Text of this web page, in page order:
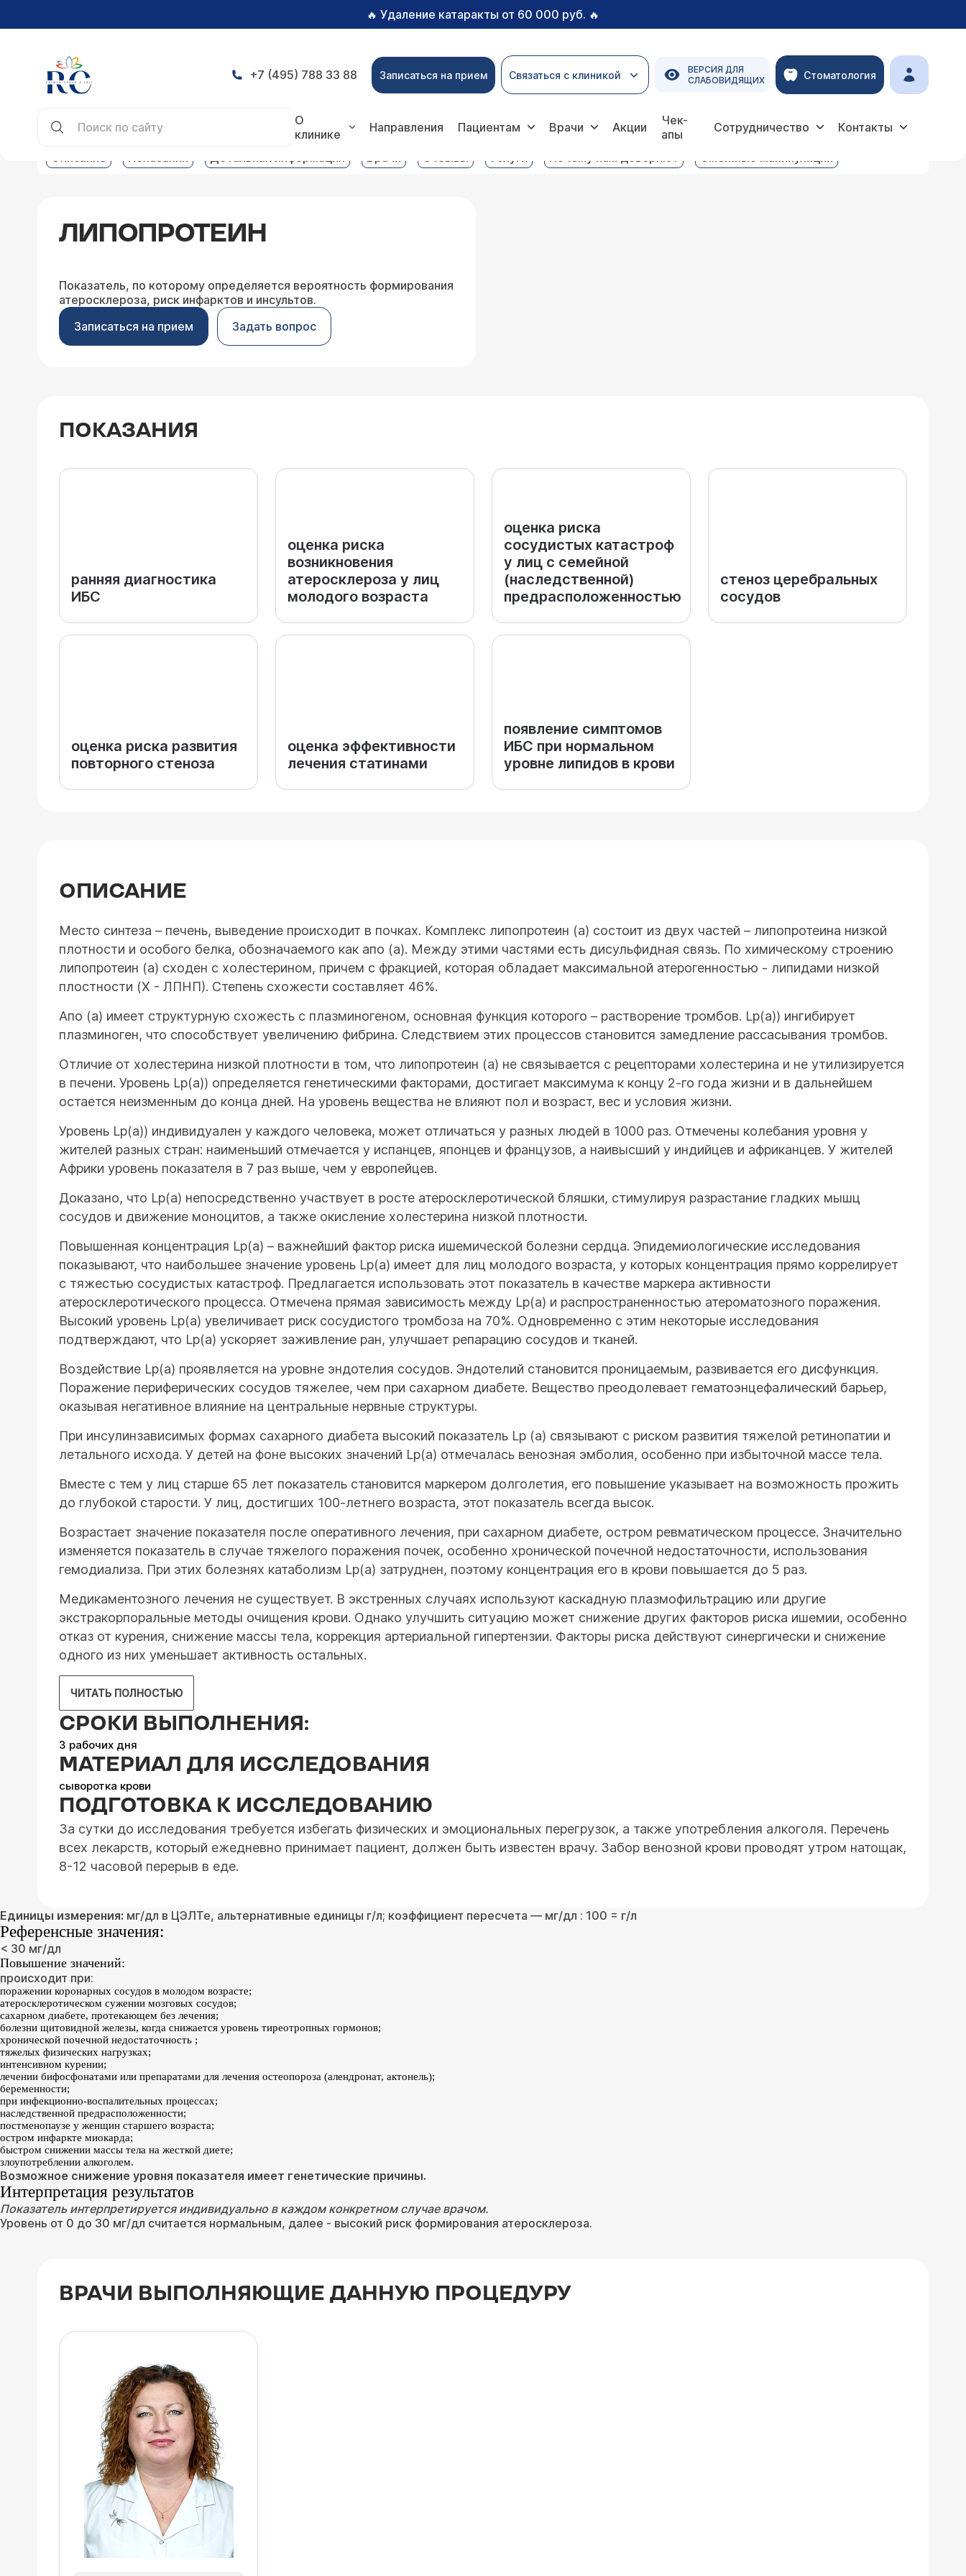
🔥 Удаление катаракты от 60 000 руб. 🔥
+7 (495) 788 33 88 Записаться на прием Связаться с клиникой
ВЕРСИЯ ДЛЯ
СЛАБОВИДЯЩИХ
Стоматология
О
клинике
Направления Пациентам Врачи Акции
Чек-
апы
Сотрудничество Контакты
Описание Показания Детальная информация Врачи Отзывы Услуги Почему нам доверяют Смежные манипуляции
ЛИПОПРОТЕИН
Показатель, по которому определяется вероятность формирования
атеросклероза, риск инфарктов и инсультов.
Записаться на прием
Задать вопрос
ПОКАЗАНИЯ
ранняя диагностика
ИБС
оценка риска
возникновения
атеросклероза у лиц
молодого возраста
оценка риска
сосудистых катастроф
у лиц с семейной
(наследственной)
предрасположенностью
стеноз церебральных
сосудов
оценка риска развития
повторного стеноза
оценка эффективности
лечения статинами
появление симптомов
ИБС при нормальном
уровне липидов в крови
ОПИСАНИЕ
Место синтеза – печень, выведение происходит в почках. Комплекс липопротеин (а) состоит из двух частей – липопротеина низкой
плотности и особого белка, обозначаемого как апо (а). Между этими частями есть дисульфидная связь. По химическому строению
липопротеин (а) сходен с холестерином, причем с фракцией, которая обладает максимальной атерогенностью - липидами низкой
плостности (Х - ЛПНП). Степень схожести составляет 46%.
Апо (а) имеет структурную схожесть с плазминогеном, основная функция которого – растворение тромбов. Lp(a)) ингибирует
плазминоген, что способствует увеличению фибрина. Следствием этих процессов становится замедление рассасывания тромбов.
Отличие от холестерина низкой плотности в том, что липопротеин (а) не связывается с рецепторами холестерина и не утилизируется
в печени. Уровень Lp(a)) определяется генетическими факторами, достигает максимума к концу 2-го года жизни и в дальнейшем
остается неизменным до конца дней. На уровень вещества не влияют пол и возраст, вес и условия жизни.
Уровень Lp(a)) индивидуален у каждого человека, может отличаться у разных людей в 1000 раз. Отмечены колебания уровня у
жителей разных стран: наименьший отмечается у испанцев, японцев и французов, а наивысший у индийцев и африканцев. У жителей
Африки уровень показателя в 7 раз выше, чем у европейцев.
Доказано, что Lp(a) непосредственно участвует в росте атеросклеротической бляшки, стимулируя разрастание гладких мышц
сосудов и движение моноцитов, а также окисление холестерина низкой плотности.
Повышенная концентрация Lp(a) – важнейший фактор риска ишемической болезни сердца. Эпидемиологические исследования
показывают, что наибольшее значение уровень Lp(a) имеет для лиц молодого возраста, у которых концентрация прямо коррелирует
с тяжестью сосудистых катастроф. Предлагается использовать этот показатель в качестве маркера активности
атеросклеротического процесса. Отмечена прямая зависимость между Lp(a) и распространенностью атероматозного поражения.
Высокий уровень Lp(a) увеличивает риск сосудистого тромбоза на 70%. Одновременно с этим некоторые исследования
подтверждают, что Lp(a) ускоряет заживление ран, улучшает репарацию сосудов и тканей.
Воздействие Lp(a) проявляется на уровне эндотелия сосудов. Эндотелий становится проницаемым, развивается его дисфункция.
Поражение периферических сосудов тяжелее, чем при сахарном диабете. Вещество преодолевает гематоэнцефалический барьер,
оказывая негативное влияние на центральные нервные структуры.
При инсулинзависимых формах сахарного диабета высокий показатель Lp (a) связывают с риском развития тяжелой ретинопатии и
летального исхода. У детей на фоне высоких значений Lp(a) отмечалась венозная эмболия, особенно при избыточной массе тела.
Вместе с тем у лиц старше 65 лет показатель становится маркером долголетия, его повышение указывает на возможность прожить
до глубокой старости. У лиц, достигших 100-летнего возраста, этот показатель всегда высок.
Возрастает значение показателя после оперативного лечения, при сахарном диабете, остром ревматическом процессе. Значительно
изменяется показатель в случае тяжелого поражения почек, особенно хронической почечной недостаточности, использования
гемодиализа. При этих болезнях катаболизм Lp(a) затруднен, поэтому концентрация его в крови повышается до 5 раз.
Медикаментозного лечения не существует. В экстренных случаях используют каскадную плазмофильтрацию или другие
экстракорпоральные методы очищения крови. Однако улучшить ситуацию может снижение других факторов риска ишемии, особенно
отказ от курения, снижение массы тела, коррекция артериальной гипертензии. Факторы риска действуют синергически и снижение
одного из них уменьшает активность остальных.
ЧИТАТЬ ПОЛНОСТЬЮ
СРОКИ ВЫПОЛНЕНИЯ:
3 рабочих дня
МАТЕРИАЛ ДЛЯ ИССЛЕДОВАНИЯ
сыворотка крови
ПОДГОТОВКА К ИССЛЕДОВАНИЮ
За сутки до исследования требуется избегать физических и эмоциональных перегрузок, а также употребления алкоголя. Перечень
всех лекарств, который ежедневно принимает пациент, должен быть известен врачу. Забор венозной крови проводят утром натощак,
8-12 часовой перерыв в еде.
Единицы измерения: мг/дл в ЦЭЛТе, альтернативные единицы г/л; коэффициент пересчета — мг/дл : 100 = г/л
Референсные значения:
< 30 мг/дл
Повышение значений:
происходит при:
поражении коронарных сосудов в молодом возрасте;
атеросклеротическом сужении мозговых сосудов;
сахарном диабете, протекающем без лечения;
болезни щитовидной железы, когда снижается уровень тиреотропных гормонов;
хронической почечной недостаточность ;
тяжелых физических нагрузках;
интенсивном курении;
лечении бифосфонатами или препаратами для лечения остеопороза (алендронат, актонель);
беременности;
при инфекционно-воспалительных процессах;
наследственной предрасположенности;
постменопаузе у женщин старшего возраста;
остром инфаркте миокарда;
быстром снижении массы тела на жесткой диете;
злоупотреблении алкоголем.
Возможное снижение уровня показателя имеет генетические причины.
Интерпретация результатов
Показатель интерпретируется индивидуально в каждом конкретном случае врачом.
Уровень от 0 до 30 мг/дл считается нормальным, далее - высокий риск формирования атеросклероза.
ВРАЧИ ВЫПОЛНЯЮЩИЕ ДАННУЮ ПРОЦЕДУРУ